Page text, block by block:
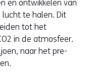
en ontwikkelen van
lucht te halen. Dit
tot het
in de atmosfeer.
naar het pre-